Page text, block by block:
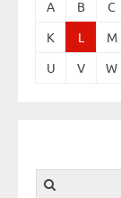
A B C
K L M
U V W